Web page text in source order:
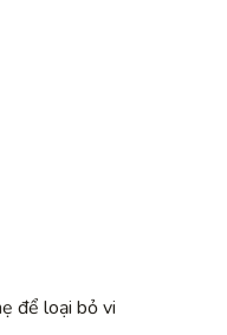
để loại bỏ vi